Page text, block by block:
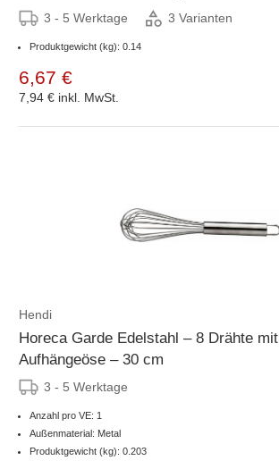
3 - 5 Werktage 3 Varianten
Produktgewicht (kg): 0.14
6,67 €
7,94 € inkl. MwSt.
Hendi
Horeca Garde Edelstahl – 8 Drähte mit
Aufhängeöse – 30 cm
3 - 5 Werktage
Anzahl pro VE: 1
Außenmaterial: Metal
Produktgewicht (kg): 0.203